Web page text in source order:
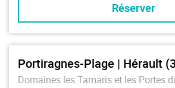
Réserver
Portiragnes-Plage | Hérault
Domaines les Tamaris et les Portes